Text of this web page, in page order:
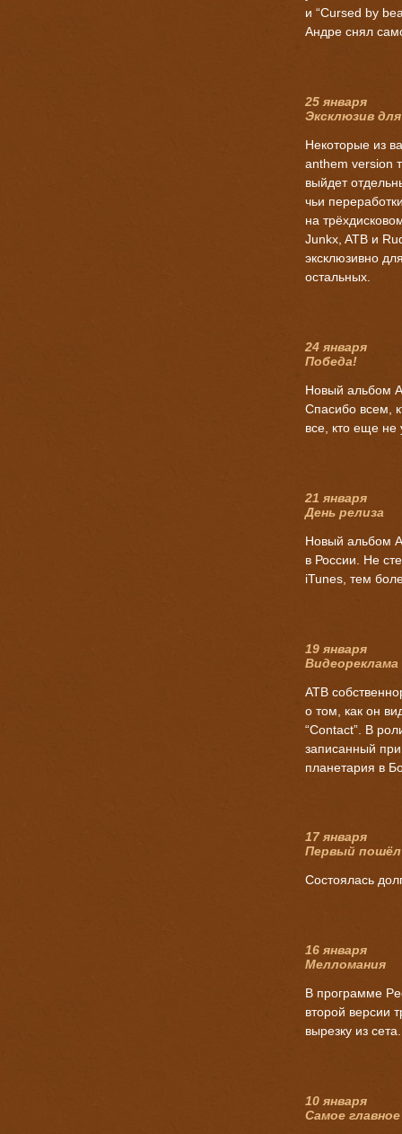
и “Cursed by
Андре снял
25 января
Эксклюзив
Некоторые из
anthem version
выйдет
чьи
на
Junkx, ATB и
эксклюзивно
остальных.
24 января
Победа!
Новый альбом
Спасибо всем,
все, кто еще не
21 января
День релиза
Новый альбом
в России. Не
iTunes, тем
19 января
ATB
о том, как он
“Contact”. В
записанный
планетария в
17 января
Первый пошёл
Состоялась
16 января
Мелломания
В программе
второй версии
вырезку из сета.
10 января
Самое главное